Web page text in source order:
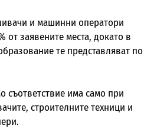
и машинни оператори
заявените места, докато в
те представляват по
съответствие има само при
строителните техници и